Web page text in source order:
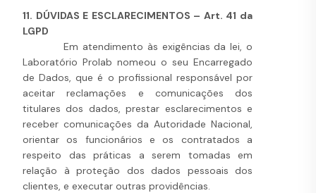
11. DÚVIDAS E ESCLARECIMENTOS – Art. 41 da
LGPD
Em atendimento às exigências da lei, o
Laboratório Prolab nomeou o seu Encarregado
de Dados, que é o profissional responsável por
aceitar reclamações e comunicações dos
titulares dos dados, prestar esclarecimentos e
receber comunicações da Autoridade Nacional,
orientar os funcionários e os contratados a
respeito das práticas a serem tomadas em
relação à proteção dos dados pessoais dos
clientes, e executar outras providências.